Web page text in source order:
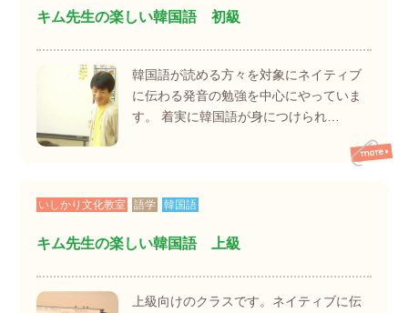
キム先生の楽しい韓国語 初級
韓国語が読める方々を対象にネイティブ
に伝わる発音の勉強を中心にやっていま
す。 着実に韓国語が身につけられ…
いしかり文化教室 語学 韓国語
キム先生の楽しい韓国語 上級
上級向けのクラスです。ネイティブに伝